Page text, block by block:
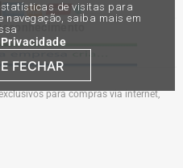
de visitas para
navegação, saiba mais em
FECHAR
para compras via internet,